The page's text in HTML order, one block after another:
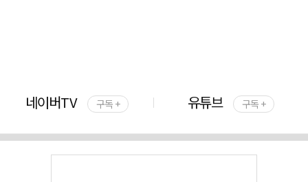
네이버TV 구독 + 유튜브 구독 +